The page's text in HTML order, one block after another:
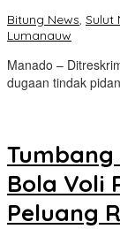
Bitung News, Sulut
Lumanauw
Manado –
dugaan tindak
Bola Voli
Peluang